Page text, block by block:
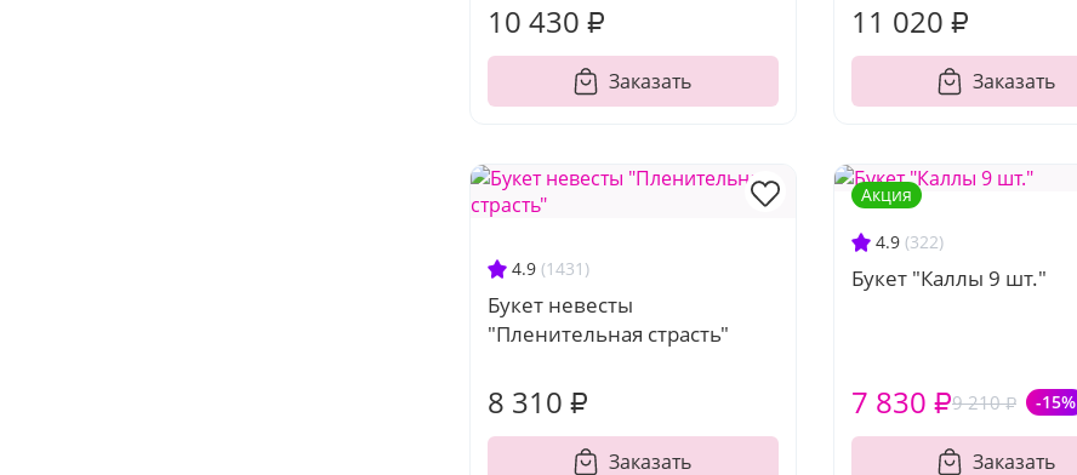
10 430 ₽
Заказать
11 020 ₽
Заказать
4.9 (1431)
Букет невесты
"Пленительная страсть"
8 310 ₽
Заказать
4.9 (322)
Букет "Каллы 9 шт."
9 210 ₽ -15%
7 830 ₽
Заказать
Акция